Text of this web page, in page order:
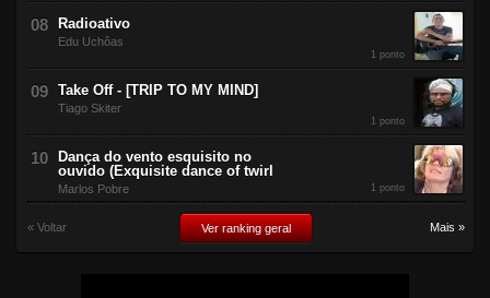
Radioativo
Edu Uchôas
1 ponto
Take Off - [TRIP TO MY MIND]
Tiago Skiter
1 ponto
Dança do vento esquisito no
ouvido (Exquisite dance of twirl
Marlos Pobre 1 ponto
« Voltar Ver ranking geral Mais »